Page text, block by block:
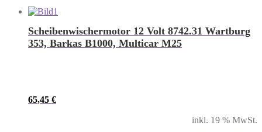
Scheibenwischermotor 12 Volt 8742.31 Wartburg
353, Barkas B1000, Multicar M25
65,45 €
inkl. 19 % MwSt.